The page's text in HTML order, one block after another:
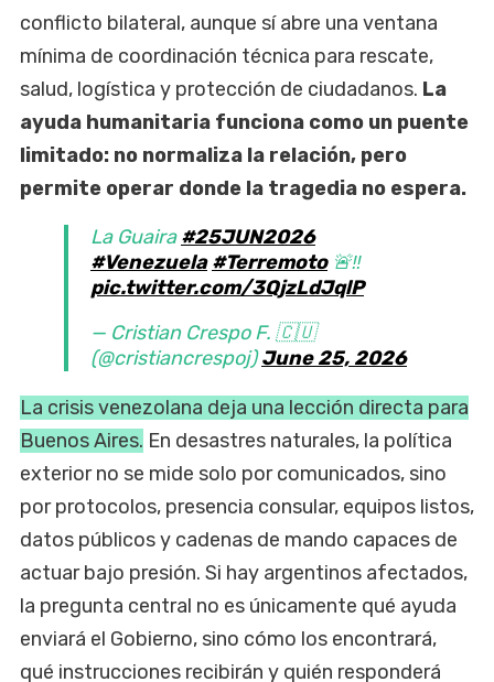
conflicto bilateral, aunque sí abre una ventana
mínima de coordinación técnica para rescate,
salud, logística y protección de ciudadanos. La
ayuda humanitaria funciona como un puente
limitado: no normaliza la relación, pero
permite operar donde la tragedia no espera.
La Guaira#25JUN2026
#Venezuela #Terremoto🚨‼️
pic.twitter.com/3QjzLdJqlP
— Cristian Crespo F. 🇨🇺
(@cristiancrespoj)June 25, 2026
La crisis venezolana deja una lección directa para
Buenos Aires. En desastres naturales, la política
exterior no se mide solo por comunicados, sino
por protocolos, presencia consular, equipos listos,
datos públicos y cadenas de mando capaces de
actuar bajo presión. Si hay argentinos afectados,
la pregunta central no es únicamente qué ayuda
enviará el Gobierno, sino cómo los encontrará,
qué instrucciones recibirán y quién responderá